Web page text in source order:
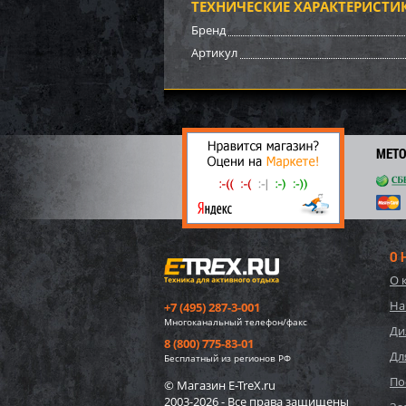
6
6
ТЕХНИЧЕСКИЕ
Бренд
Артикул
+7 (495) 287-3-001
Многоканальный телефон/факс
8 (800) 775-83-01
Бесплатный из регионов РФ
© Магазин E-TreX.ru
2003-2026 - Все права защищены
О
О